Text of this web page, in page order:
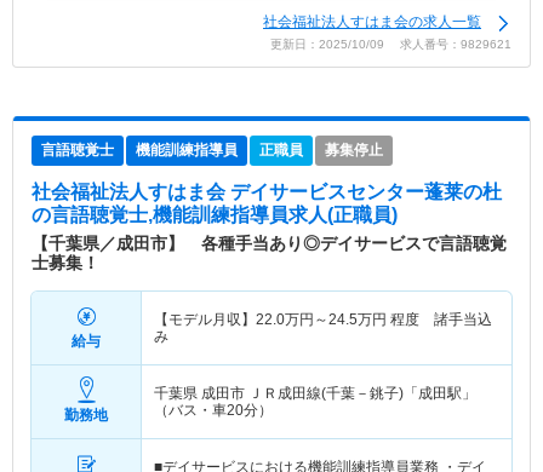
社会福祉法人すはま会の求人一覧
更新日：2025/10/09 求人番号：9829621
言語聴覚士 機能訓練指導員 正職員 募集停止
社会福祉法人すはま会 デイサービスセンター蓬莱の杜
の言語聴覚士,機能訓練指導員求人(正職員)
【千葉県／成田市】 各種手当あり◎デイサービスで言語聴覚
士募集！
給与
【モデル月収】 22.0万円～24.5万円 程度 諸手当込
み
勤務地
千葉県 成田市 ＪＲ成田線(千葉－銚子)「成田駅」
（バス・車20分）
■デイサービスにおける機能訓練指導員業務 ・デイ